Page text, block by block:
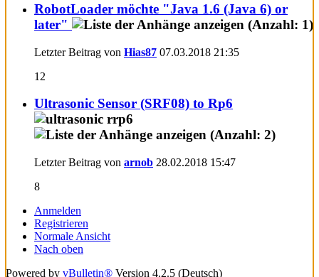
RobotLoader möchte "Java 1.6 (Java 6) or
later"
Letzter Beitrag von Hias87 07.03.2018 21:35
12
Ultrasonic Sensor (SRF08) to Rp6
Letzter Beitrag von arnob 28.02.2018 15:47
8
Anmelden
Registrieren
Normale Ansicht
Nach oben
Powered by vBulletin® Version 4.2.5 (Deutsch)